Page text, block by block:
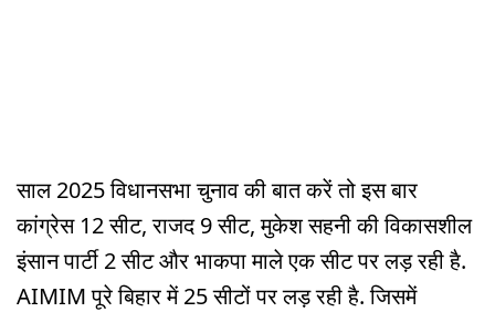
साल 2025 विधानसभा चुनाव की बात करें तो इस बार
कांग्रेस 12 सीट, राजद 9 सीट, मुकेश सहनी की विकासशील
इंसान पार्टी 2 सीट और भाकपा माले एक सीट पर लड़ रही है.
AIMIM पूरे बिहार में 25 सीटों पर लड़ रही है. जिसमें